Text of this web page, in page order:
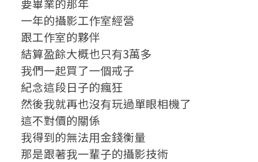
一年的攝影工作室經營
跟工作室的夥伴
結算盈餘大概也只有3萬多
我們一起買了一個戒子
紀念這段日子的瘋狂
然後我就再也沒有玩過單眼相機了
這不對價的關係
我得到的無法用金錢衡量
那是跟著我一輩子的攝影技術